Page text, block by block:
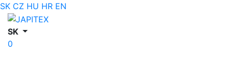
SK CZ HU HR EN
SK
0